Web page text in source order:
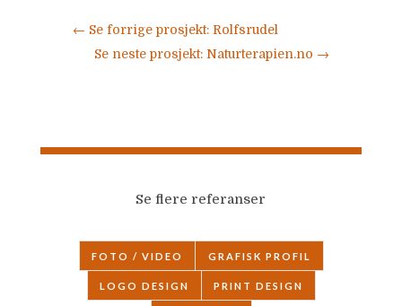
← Se forrige prosjekt: Rolfsrudel
Se neste prosjekt: Naturterapien.no →
Se flere referanser
FOTO / VIDEO GRAFISK PROFIL
LOGO DESIGN PRINT DESIGN